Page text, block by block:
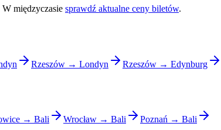
międzyczasie sprawdź aktualne ceny biletów.
Rzeszów → Londyn Rzeszów → Edynburg
→ Bali Wrocław → Bali Poznań → Bali